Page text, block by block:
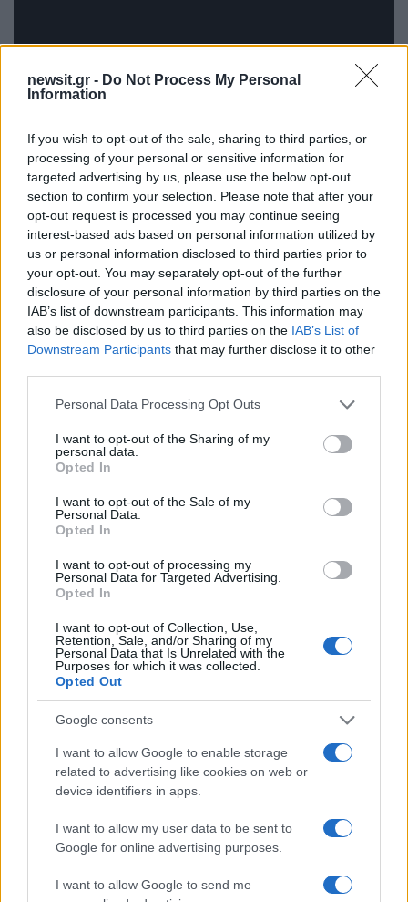
newsit.gr - Do Not Process My Personal
Information
If you wish to opt-out of the sale, sharing to third parties, or
processing of your personal or sensitive information for
targeted advertising by us, please use the below opt-out
section to confirm your selection. Please note that after your
opt-out request is processed you may continue seeing
interest-based ads based on personal information utilized by
us or personal information disclosed to third parties prior to
your opt-out. You may separately opt-out of the further
disclosure of your personal information by third parties on the
IAB’s list of downstream participants. This information may
also be disclosed by us to third parties on the IAB’s List of
Downstream Participants that may further disclose it to other
Please note that this website/app uses one or more Google
not limited to your visit or usage behaviour. You may click to
grant or deny consent to Google and its third-party tags to
use your data for below specified purposes in below Google
consent section.
Personal Data Processing Opt Outs
I want to opt-out of the Sharing of my
personal data.
Opted In
I want to opt-out of the Sale of my
Personal Data.
Opted In
I want to opt-out of processing my
Personal Data for Targeted Advertising.
Opted In
I want to opt-out of Collection, Use,
Retention, Sale, and/or Sharing of my
Personal Data that Is Unrelated with the
Purposes for which it was collected.
Opted Out
Google consents
I want to allow Google to enable storage
related to advertising like cookies on web or
device identifiers in apps.
I want to allow my user data to be sent to
Google for online advertising purposes.
I want to allow Google to send me
Φωτογραφίες: Eurokinissi
ΔΙΑΦΗΜΙΣΗ
Σχόλια
Αν τα χάσατε
Οι 6 όροι «φωτιά» του Ιράν
Ορμούζ - «Ποτέ δεν θα
κάνουμε πίσω, είτε σε
πόλεμο είτε σε
Τραγωδία στην
4χρονος βρέθηκε
σε πισίνα